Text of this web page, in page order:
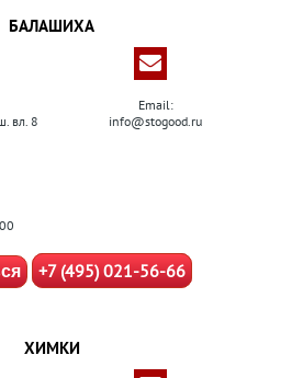
БАЛАШИХА
вл. 8
Email:
info@stogood.ru
+7 (495) 021-56-66
ХИМКИ